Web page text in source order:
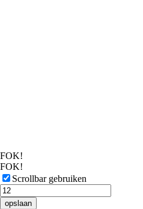
FOK!
FOK!
Scrollbar gebruiken
opslaan